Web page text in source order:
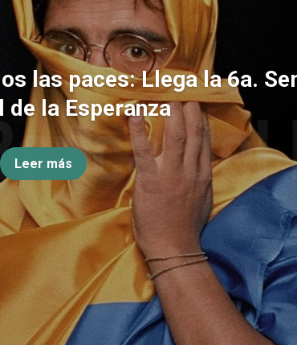
las paces: Llega la 6a.
de la Esperanza
Leer más